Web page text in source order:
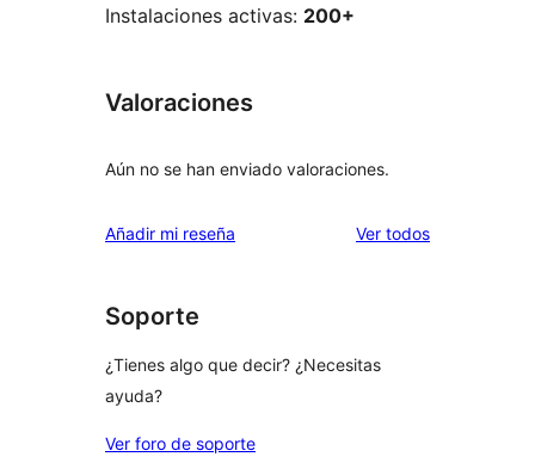
Instalaciones activas: 200+
Valoraciones
Aún no se han enviado valoraciones.
Añadir mi reseña Ver todoslos
Soporte
¿Tienes algo que decir? ¿Necesitas
ayuda?
Ver foro de soporte